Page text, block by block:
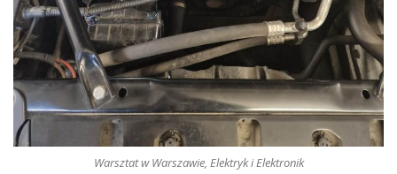
Warsztat w Warszawie, Elektryk i Elektronik